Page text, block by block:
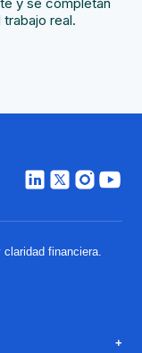
y se completan
real.
financiera.